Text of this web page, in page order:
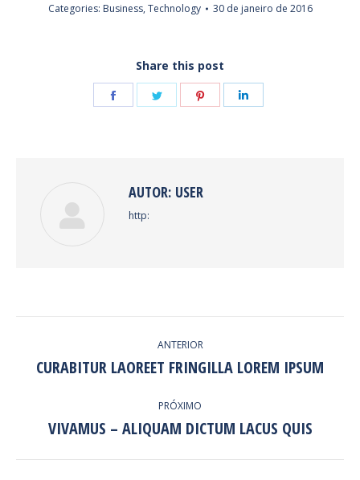
Categories: Business, Technology 30 de janeiro de 2016
Share this post
Share
Share
Share
AUTOR: USER
http:
DE
ANTERIOR
Post
CURABITUR LAOREET FRINGILLA LOREM IPSUM
PRÓXIMO
Próximo
VIVAMUS – ALIQUAM DICTUM LACUS QUIS